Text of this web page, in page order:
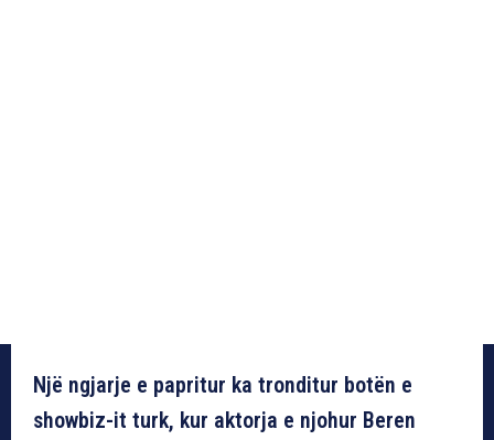
Një ngjarje e papritur ka tronditur botën e
showbiz-it turk, kur aktorja e njohur Beren